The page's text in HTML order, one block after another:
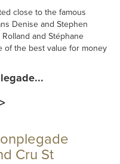
close to the famous
Denise and Stephen
and Stéphane
of the best value for money
>
Cru St